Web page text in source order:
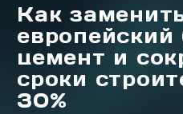
Белый цемент
Как заменить
цемент и
сроки
30%